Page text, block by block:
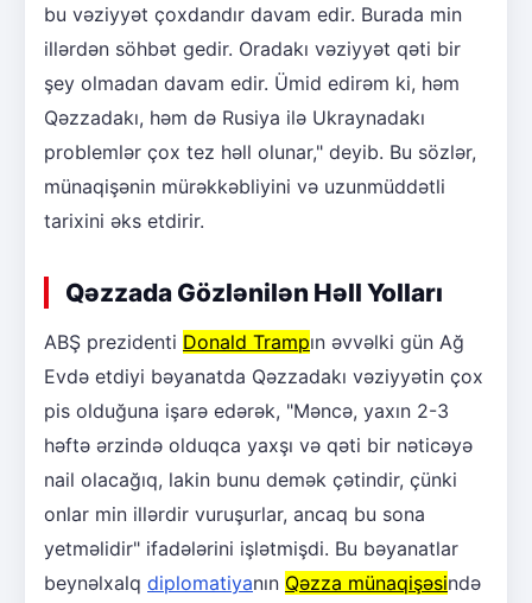
bu vəziyyət çoxdandır davam edir. Burada min
illərdən söhbət gedir. Oradakı vəziyyət qəti bir
şey olmadan davam edir. Ümid edirəm ki, həm
Qəzzadakı, həm də Rusiya ilə Ukraynadakı
problemlər çox tez həll olunar," deyib. Bu sözlər,
münaqişənin mürəkkəbliyini və uzunmüddətli
tarixini əks etdirir.
Qəzzada Gözlənilən Həll Yolları
ABŞ prezidenti Donald Trampın əvvəlki gün Ağ
Evdə etdiyi bəyanatda Qəzzadakı vəziyyətin çox
pis olduğuna işarə edərək, "Məncə, yaxın 2-3
həftə ərzində olduqca yaxşı və qəti bir nəticəyə
nail olacağıq, lakin bunu demək çətindir, çünki
onlar min illərdir vuruşurlar, ancaq bu sona
yetməlidir" ifadələrini işlətmişdi. Bu bəyanatlar
beynəlxalq diplomatiyanın Qəzza münaqişəsində